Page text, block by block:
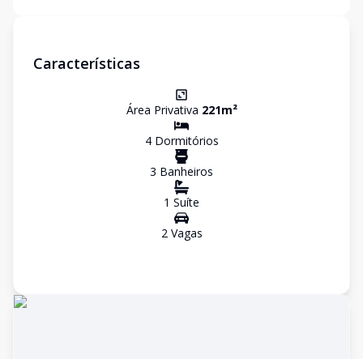
Características
Área Privativa 221m²
4Dormitórios
3 Banheiros
1 Suíte
2Vagas